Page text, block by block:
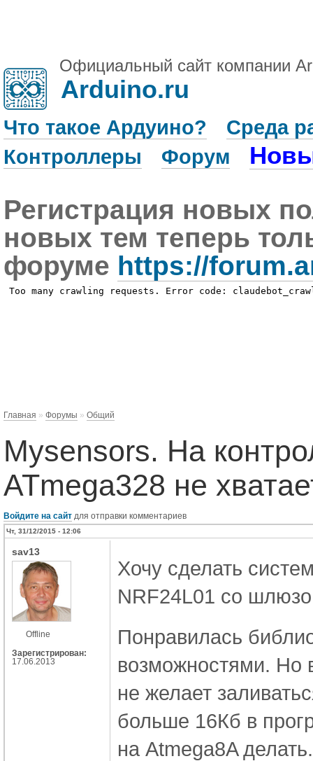
Официальный сайт компании
Arduino.ru
Что такое Ардуино?
Среда
Контроллеры
Форум
Регистрация новых
новых тем теперь
форуме https://
Главная » Форумы » Общий
Mysensors. На
ATmega328 не
Войдите на сайт для отправки комментариев
Чт, 31/12/2015 - 12:06
sav13
Offline
Зарегистрирован:
17.06.2013
Хочу сделать
NRF24L01 со
Понравилась
возможностями. Но
не желает
больше 16Кб в
на Atmega8A